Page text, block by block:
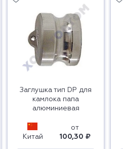
Заглушка тип DP для
камлока папа
алюминиевая
Китай
от
100,30 ₽